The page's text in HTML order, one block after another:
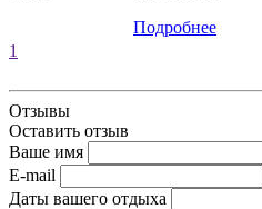
Подробнее
1
Отзывы
Оставить отзыв
Ваше имя
E-mail
Даты вашего отдыха